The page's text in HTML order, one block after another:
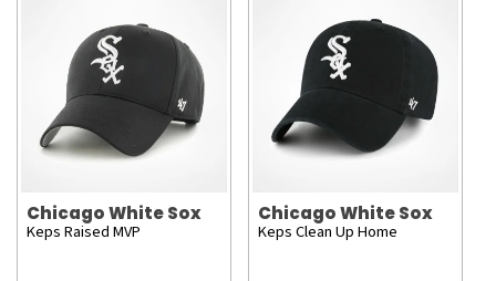
Chicago White Sox
Keps Raised MVP
Chicago White Sox
Keps Clean Up Home